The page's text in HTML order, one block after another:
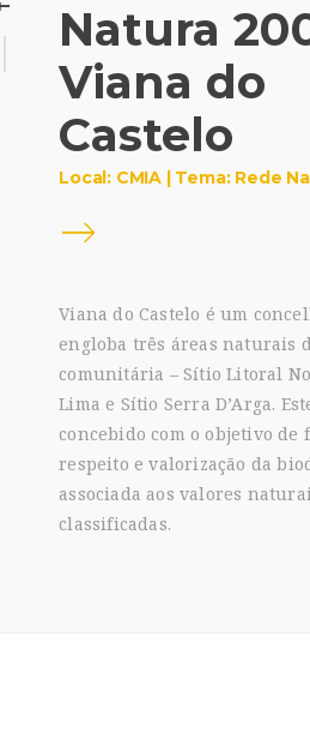
Natura
Viana do
Castelo
Local: CMIA | Tema: Rede
Viana do Castelo é um
engloba três áreas naturais
comunitária – Sítio Litoral
Lima e Sítio Serra D’Arga.
concebido com o objetivo de
respeito e valorização da
associada aos valores
classificadas.